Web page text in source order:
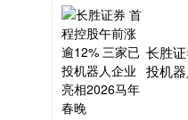
长胜
投机